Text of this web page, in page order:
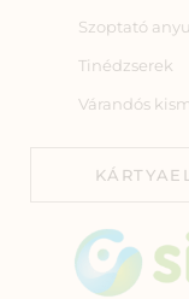
Szoptató
Tinédzserek
Várandós